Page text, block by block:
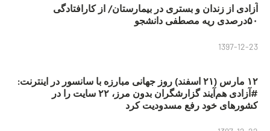
آزادی از زندان و بستری در بیمارستان/ از کارافتادگی
۵۰درصدی ریه مصطفی دانشجو
1397-12-23
۱۲ مارس (۲۱ اسفند) روز جهانی مبارزه با سانسور در اینترنت:
#آزادی هم‌آیند گزارشگران‌ بدون مرز، ۲۲ سایت را در
کشورهای خود رفع مسدودیت کرد